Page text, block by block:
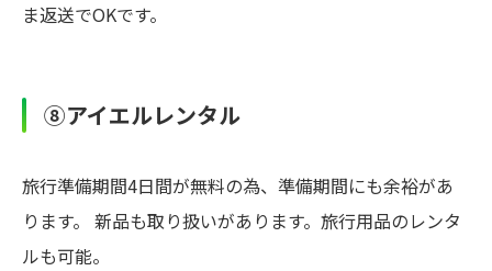
ま返送でOKです。
⑧アイエルレンタル
旅行準備期間4日間が無料の為、準備期間にも余裕があ
ります。 新品も取り扱いがあります。旅行用品のレンタ
ルも可能。